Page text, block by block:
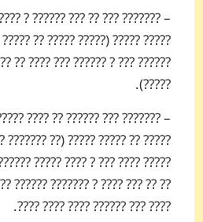
? ??????? ????? ?? ???????
?? ????? ???? ????? ????????
???? ?? ??? ????? ?? ??? ?????
?????).
???? ?????? ?? ???? ?????? ??
(?? ??????? ??????? ???????) ??
?????? ?? ????? ? ??????? ??
?????? ?? ????? ????? ?????
???? ??? ?????? ???? ???? ????.